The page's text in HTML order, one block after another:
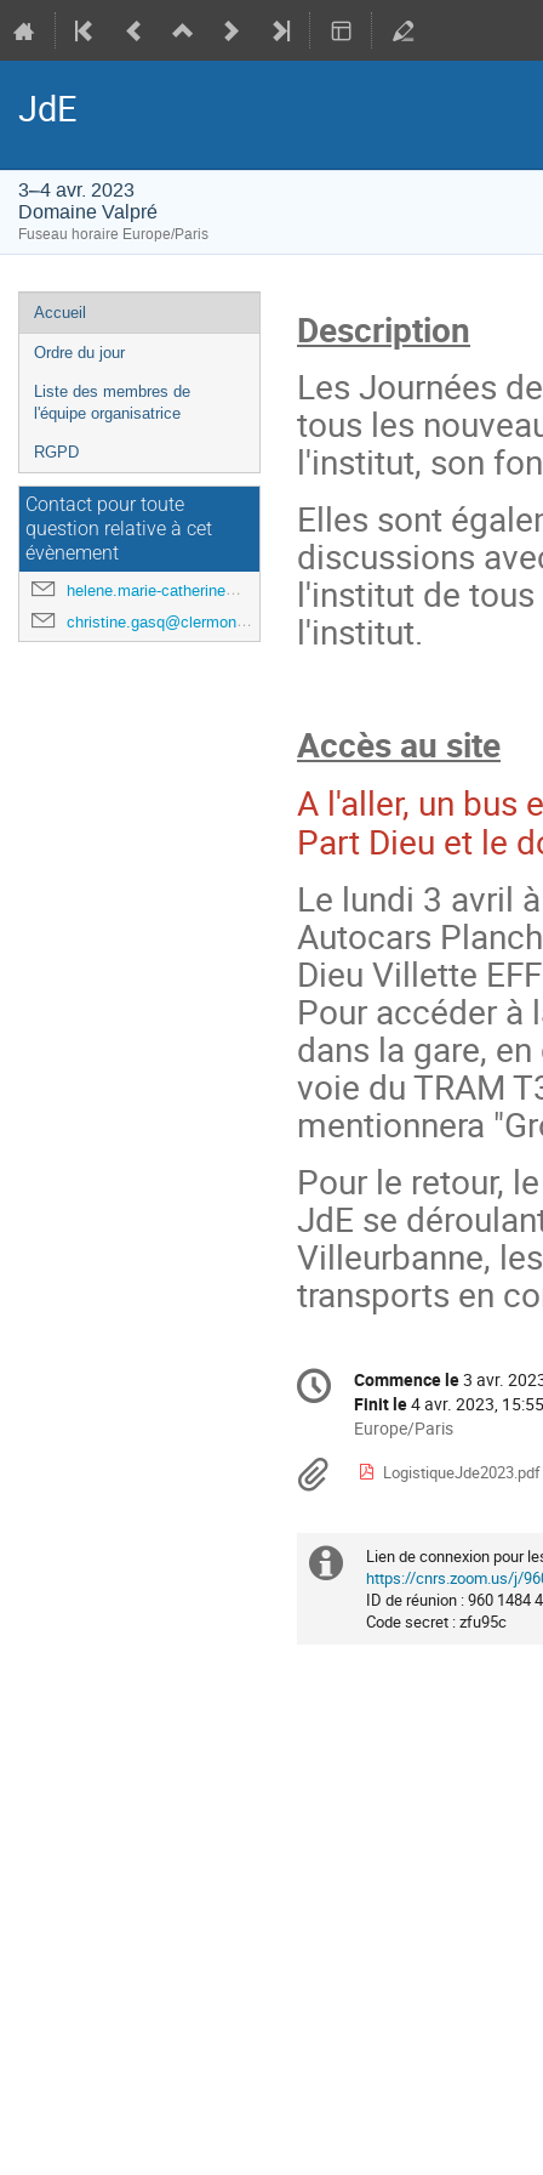
JdE
3–4 avr. 2023
Domaine Valpré
Fuseau horaire Europe/Paris
Menu
de
l'événement
Accueil
Ordre du jour
Liste des membres de
l'équipe organisatrice
RGPD
Contact pour toute
question relative à cet
évènement
helene.marie-catherine@cnrs-dir.fr
christine.gasq@clermont.in2p3.fr
Description
Les Journées
tous les
l'institut, son
Elles sont
discussions
l'institut de
l'institut.
Accès au site
A l'aller, un bus
Part Dieu et le
Le lundi 3 avril
Autocars
Dieu Villette
Pour accéder à
dans la gare,
voie du TRAM
mentionnera
Pour le retour,
JdE se
Villeurbanne,
transports en
Information
de
conférence
Date/Heure
Commence le3 avr.
Finit le4 avr. 2023, 15:55
Toutes
horaires
Europe/Paris
Europe/Paris
Documents
LogistiqueJde2023.pdf
Information
Lien de connexion pour
https://cnrs.zoom.us/j/
ID de réunion : 960 1484
Code secret : zfu95c